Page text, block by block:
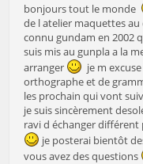
bonjours tout le monde
de l atelier maquettes
connu gundam en 2002
suis mis au gunpla a la
arranger
je m
orthographe et de
les prochain qui vont
je suis sincèrement
ravi d échanger
je posterai bientôt
vous avez des questions